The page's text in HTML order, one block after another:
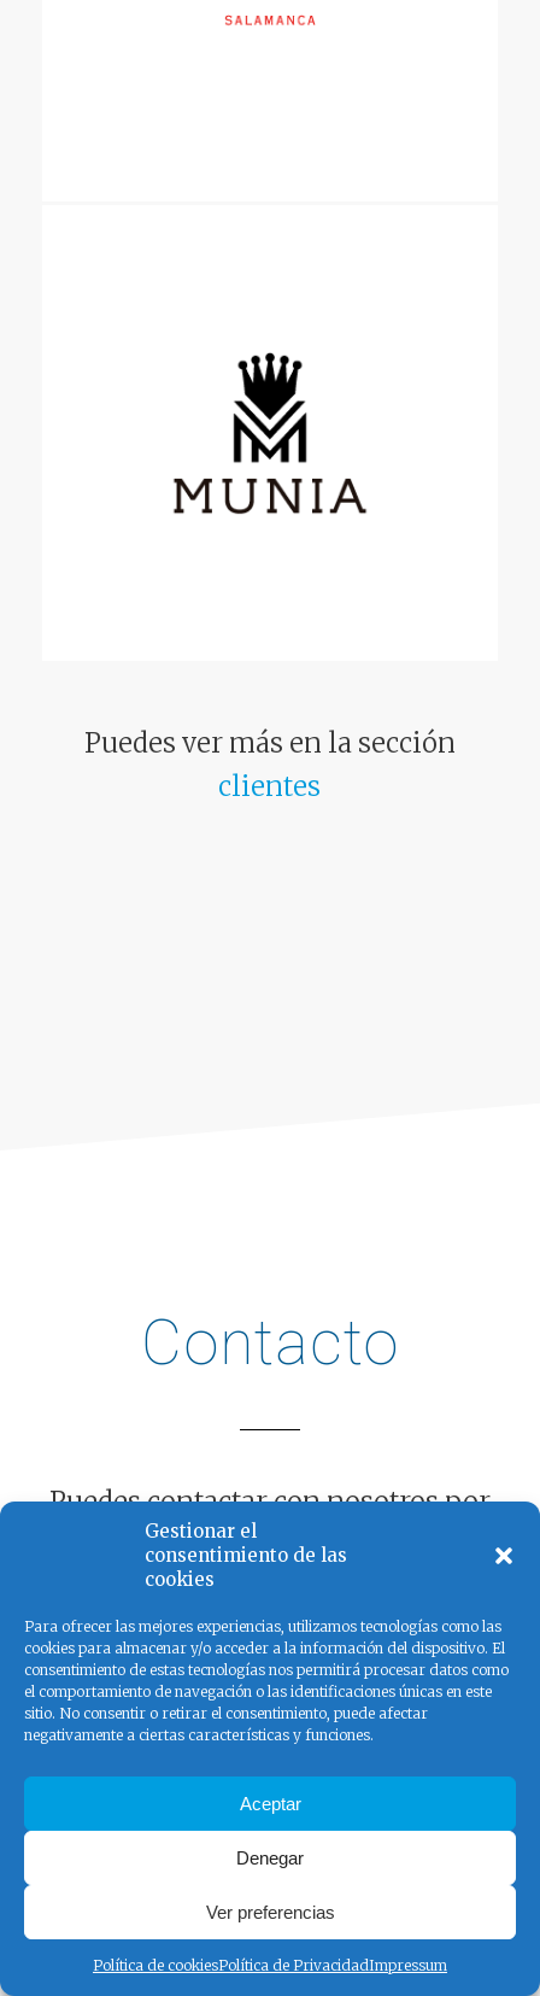
Gestionar el
consentimiento de las
cookies
Para ofrecer las mejores experiencias, utilizamos tecnologías como las
cookies para almacenar y/o acceder a la información del dispositivo. El
consentimiento de estas tecnologías nos permitirá procesar datos como
el comportamiento de navegación o las identificaciones únicas en este
sitio. No consentir o retirar el consentimiento, puede afectar
negativamente a ciertas características y funciones.
Aceptar
Denegar
Ver preferencias
Política de cookiesPolítica de PrivacidadImpressum
Puedes ver más en la sección
clientes
Contacto
Puedes contactar con nosotros por
mail, teléfono o con un hilo y dos
Contáctanos